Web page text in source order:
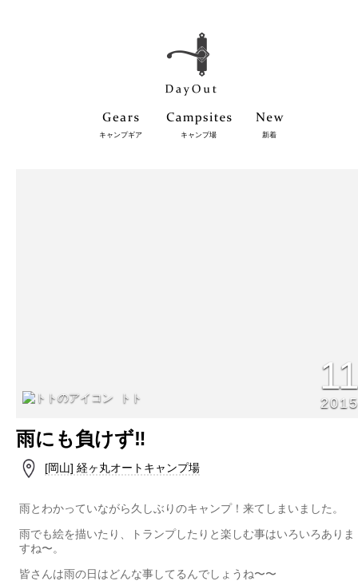
キャンプギア キャンプ場 新着
トト 2015
雨にも負けず‼️
[岡山] 経ヶ丸オートキャンプ場
雨とわかっていながら久しぶりのキャンプ！来てしまいました。
雨でも絵を描いたり、トランプしたりと楽しむ事はいろいろありま
すね〜。
皆さんは雨の日はどんな事してるんでしょうね〜〜